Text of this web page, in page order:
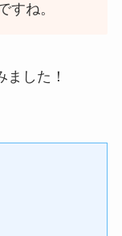
すね。
した！